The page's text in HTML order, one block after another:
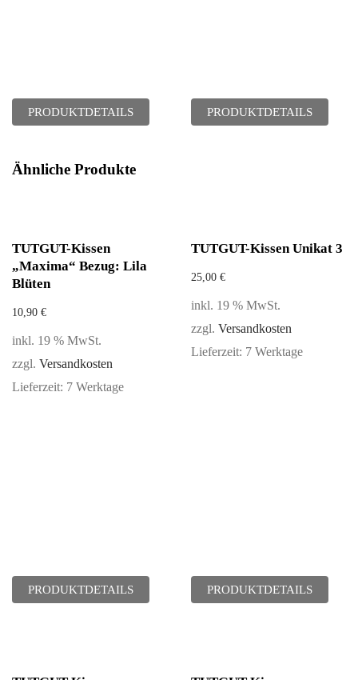
PRODUKTDETAILS PRODUKTDETAILS
Ähnliche Produkte
TUTGUT-Kissen
„Maxima“ Bezug: Lila
Blüten
10,90 €
inkl. 19 % MwSt.
zzgl. Versandkosten
Lieferzeit: 7 Werktage
PRODUKTDETAILS
TUTGUT-Kissen Unikat 3
25,00 €
inkl. 19 % MwSt.
zzgl. Versandkosten
Lieferzeit: 7 Werktage
PRODUKTDETAILS